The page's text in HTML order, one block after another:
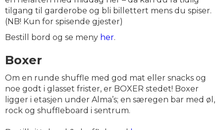
tilgang til garderobe og bli billettert mens du spiser.
(NB! Kun for spisende gjester)
Bestill bord og se meny her.
Boxer
Om en runde shuffle med god mat eller snacks og
noe godt i glasset frister, er BOXER stedet! Boxer
ligger i etasjen under Alma’s; en særegen bar med øl,
rock og shuffleboard i sentrum.